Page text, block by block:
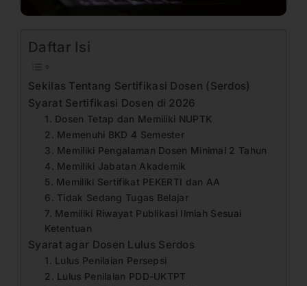
Daftar Isi
Sekilas Tentang Sertifikasi Dosen (Serdos)
Syarat Sertifikasi Dosen di 2026
1. Dosen Tetap dan Memiliki NUPTK
2. Memenuhi BKD 4 Semester
3. Memiliki Pengalaman Dosen Minimal 2 Tahun
4. Memiliki Jabatan Akademik
5. Memiliki Sertifikat PEKERTI dan AA
6. Tidak Sedang Tugas Belajar
7. Memiliki Riwayat Publikasi Ilmiah Sesuai
Ketentuan
Syarat agar Dosen Lulus Serdos
1. Lulus Penilaian Persepsi
2. Lulus Penilaian PDD-UKTPT